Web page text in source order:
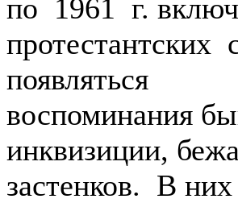
по 1961 г.
протестантских
появляться
воспоминания
инквизиции,
застенков. В них